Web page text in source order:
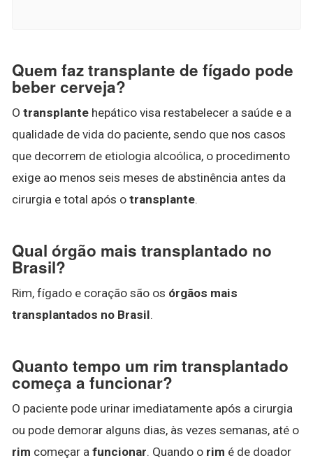
Quem faz transplante de fígado pode
beber cerveja?
O transplante hepático visa restabelecer a saúde e a
qualidade de vida do paciente, sendo que nos casos
que decorrem de etiologia alcoólica, o procedimento
exige ao menos seis meses de abstinência antes da
cirurgia e total após o transplante.
Qual órgão mais transplantado no
Brasil?
Rim, fígado e coração são os órgãos mais
transplantados no Brasil.
Quanto tempo um rim transplantado
começa a funcionar?
O paciente pode urinar imediatamente após a cirurgia
ou pode demorar alguns dias, às vezes semanas, até o
rim começar a funcionar. Quando o rim é de doador